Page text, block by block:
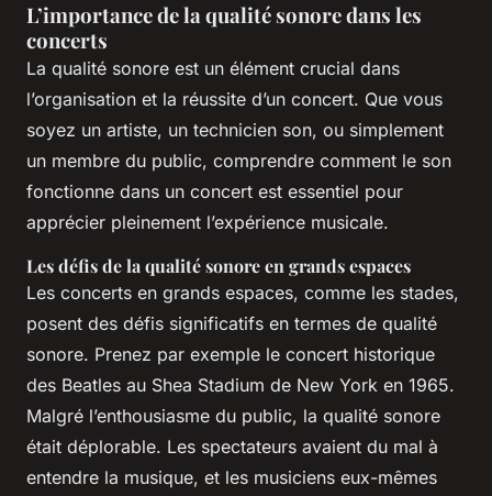
L’importance de la qualité sonore dans les
concerts
La qualité sonore est un élément crucial dans
l’organisation et la réussite d’un concert. Que vous
soyez un artiste, un technicien son, ou simplement
un membre du public, comprendre comment le son
fonctionne dans un concert est essentiel pour
apprécier pleinement l’expérience musicale.
Les défis de la qualité sonore en grands espaces
Les concerts en grands espaces, comme les stades,
posent des défis significatifs en termes de qualité
sonore. Prenez par exemple le concert historique
des Beatles au Shea Stadium de New York en 1965.
Malgré l’enthousiasme du public, la qualité sonore
était déplorable. Les spectateurs avaient du mal à
entendre la musique, et les musiciens eux-mêmes